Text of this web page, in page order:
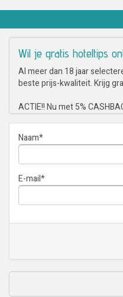
Wil je gratis hoteltips
Al meer dan 18 jaar
beste prijs-kwaliteit. Krijg
ACTIE!! Nu met 5%
Naam*
E-mail*